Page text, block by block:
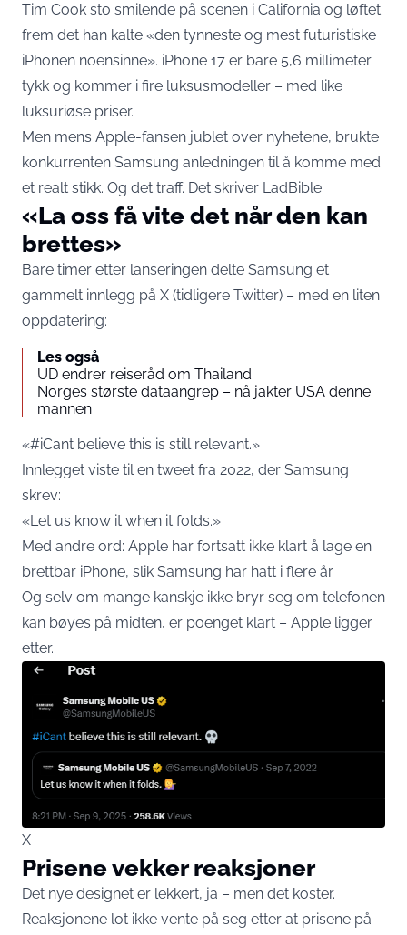
Tim Cook sto smilende på scenen i California og løftet
frem det han kalte «den tynneste og mest futuristiske
iPhonen noensinne». iPhone 17 er bare 5,6 millimeter
tykk og kommer i fire luksusmodeller – med like
luksuriøse priser.
Men mens Apple-fansen jublet over nyhetene, brukte
konkurrenten Samsung anledningen til å komme med
et realt stikk. Og det traff. Det skriver LadBible.
«La oss få vite det når den kan
brettes»
Bare timer etter lanseringen delte Samsung et
gammelt innlegg på X (tidligere Twitter) – med en liten
oppdatering:
Les også
UD endrer reiseråd om Thailand
Norges største dataangrep – nå jakter USA denne
mannen
«#iCant believe this is still relevant.»
Innlegget viste til en tweet fra 2022, der Samsung
skrev:
«Let us know it when it folds.»
Med andre ord: Apple har fortsatt ikke klart å lage en
brettbar iPhone, slik Samsung har hatt i flere år.
Og selv om mange kanskje ikke bryr seg om telefonen
kan bøyes på midten, er poenget klart – Apple ligger
etter.
X
Prisene vekker reaksjoner
Det nye designet er lekkert, ja – men det koster.
Reaksjonene lot ikke vente på seg etter at prisene på